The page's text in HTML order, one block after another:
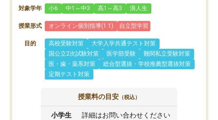
対象学年 小6 中1～中3 高1～高3 浪人生
授業形式 オンライン個別指導(1:1) 自立型学習
目的 高校受験対策
大学入学共通テスト対策
国公立2次試験対策
医学部受験
難関私立受験対策
医・歯・薬系対策
総合型選抜・学校推薦型選抜対策
定期テスト対策
授業料の目安 （税込）
小学生 詳細はお問い合わせください